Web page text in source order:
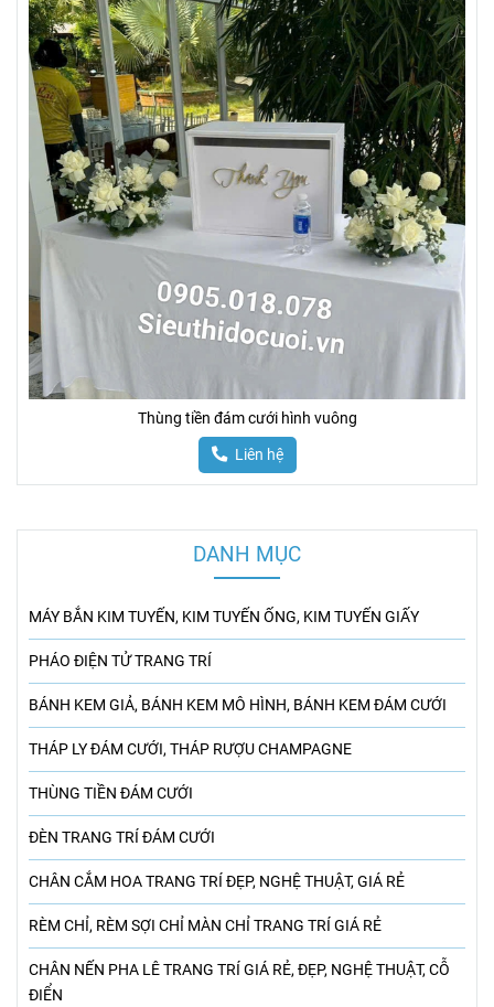
Thùng tiền đám cưới hình vuông
Liên hệ
DANH MỤC
MÁY BẮN KIM TUYẾN, KIM TUYẾN ỐNG, KIM TUYẾN GIẤY
PHÁO ĐIỆN TỬ TRANG TRÍ
BÁNH KEM GIẢ, BÁNH KEM MÔ HÌNH, BÁNH KEM ĐÁM CƯỚI
THÁP LY ĐÁM CƯỚI, THÁP RƯỢU CHAMPAGNE
THÙNG TIỀN ĐÁM CƯỚI
ĐÈN TRANG TRÍ ĐÁM CƯỚI
CHÂN CẮM HOA TRANG TRÍ ĐẸP, NGHỆ THUẬT, GIÁ RẺ
RÈM CHỈ, RÈM SỢI CHỈ MÀN CHỈ TRANG TRÍ GIÁ RẺ
CHÂN NẾN PHA LÊ TRANG TRÍ GIÁ RẺ, ĐẸP, NGHỆ THUẬT, CỖ
ĐIỂN